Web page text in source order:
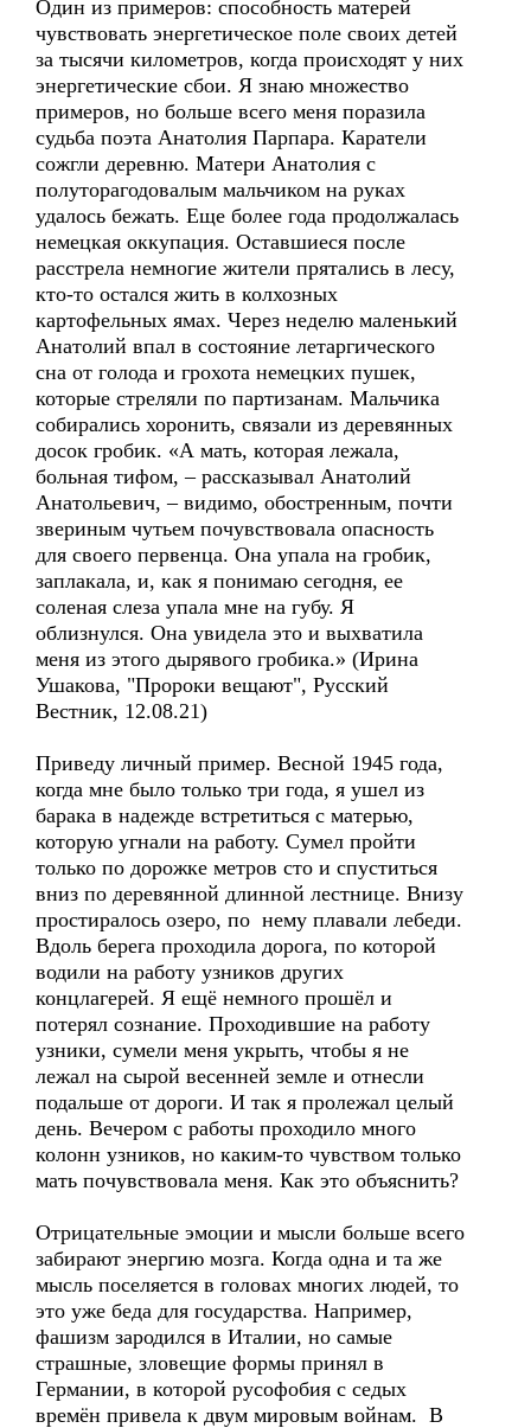
Один из примеров: способность матерей
чувствовать энергетическое поле своих детей
за тысячи километров, когда происходят у них
энергетические сбои. Я знаю множество
примеров, но больше всего меня поразила
судьба поэта Анатолия Парпара. Каратели
сожгли деревню. Матери Анатолия с
полуторагодовалым мальчиком на руках
удалось бежать. Еще более года продолжалась
немецкая оккупация. Оставшиеся после
расстрела немногие жители прятались в лесу,
кто-то остался жить в колхозных
картофельных ямах. Через неделю маленький
Анатолий впал в состояние летаргического
сна от голода и грохота немецких пушек,
которые стреляли по партизанам. Мальчика
собирались хоронить, связали из деревянных
досок гробик. «А мать, которая лежала,
больная тифом, – рассказывал Анатолий
Анатольевич, – видимо, обостренным, почти
звериным чутьем почувствовала опасность
для своего первенца. Она упала на гробик,
заплакала, и, как я понимаю сегодня, ее
соленая слеза упала мне на губу. Я
облизнулся. Она увидела это и выхватила
меня из этого дырявого гробика.» (Ирина
Ушакова, "Пророки вещают", Русский
Вестник, 12.08.21)
Приведу личный пример. Весной 1945 года,
когда мне было только три года, я ушел из
барака в надежде встретиться с матерью,
которую угнали на работу. Сумел пройти
только по дорожке метров сто и спуститься
вниз по деревянной длинной лестнице. Внизу
простиралось озеро, по нему плавали лебеди.
Вдоль берега проходила дорога, по которой
водили на работу узников других
концлагерей. Я ещё немного прошёл и
потерял сознание. Проходившие на работу
узники, сумели меня укрыть, чтобы я не
лежал на сырой весенней земле и отнесли
подальше от дороги. И так я пролежал целый
день. Вечером с работы проходило много
колонн узников, но каким-то чувством только
мать почувствовала меня. Как это объяснить?
Отрицательные эмоции и мысли больше всего
забирают энергию мозга. Когда одна и та же
мысль поселяется в головах многих людей, то
это уже беда для государства. Например,
фашизм зародился в Италии, но самые
страшные, зловещие формы принял в
Германии, в которой русофобия с седых
времён привела к двум мировым войнам. В